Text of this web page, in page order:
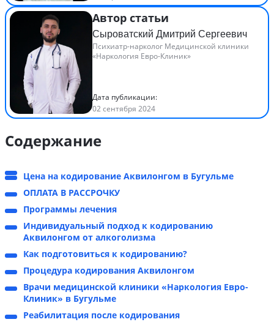
Автор статьи
Сыроватский Дмитрий Сергеевич
Психиатр-нарколог Медицинской клиники
«Наркология Евро-Клиник»
Дата публикации:
02 сентября 2024
Содержание
Цена на кодирование Аквилонгом в Бугульме
ОПЛАТА В РАССРОЧКУ
Программы лечения
Индивидуальный подход к кодированию
Аквилонгом от алкоголизма
Как подготовиться к кодированию?
Процедура кодирования Аквилонгом
Врачи медицинской клиники «Наркология Евро-
Клиник» в Бугульме
Реабилитация после кодирования